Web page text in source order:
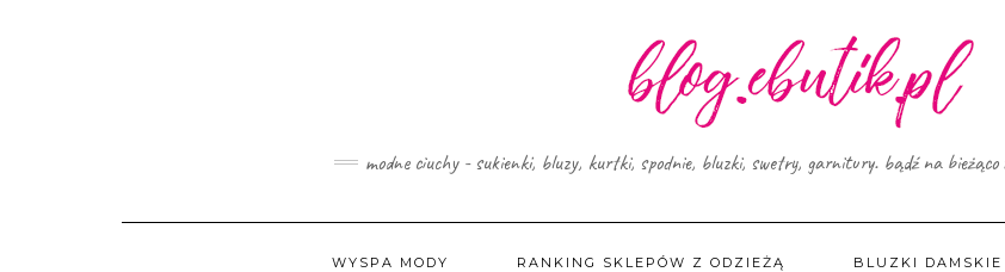
modne ciuchy - sukienki, bluzy, kurtki, spodnie, bluzki, swetry, garnitury. bądź na bieżąco
WYSPA MODY RANKING SKLEPÓW Z ODZIEŻĄ BLUZKI DAMSKIE